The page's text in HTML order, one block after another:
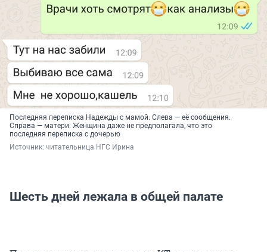
Последняя переписка Надежды с мамой. Слева — её сообщения.
Справа — матери. Женщина даже не предполагала, что это
последняя переписка с дочерью
Источник: читательница НГС Ирина
Шесть дней лежала в общей палате